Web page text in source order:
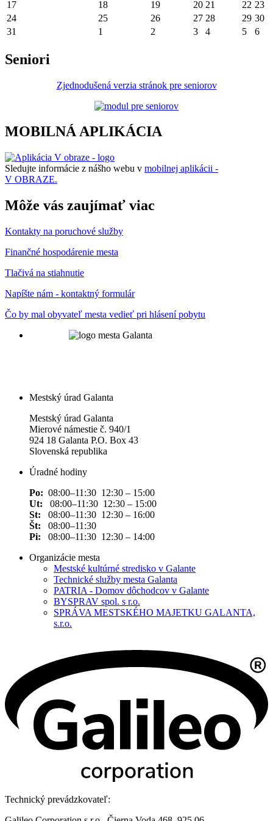
17
18 19 20 21 22 23
24
25 26 27 28 29 30
31
1 2 3 4 5 6
Seniori
Zjednodušená verzia stránok pre seniorov
MOBILNÁ APLIKÁCIA
Sledujte informácie z nášho webu v mobilnej aplikácii -
V OBRAZE.
Môže vás zaujímať viac
Kontakty na poruchové služby
Finančné hospodárenie mesta
Tlačivá na stiahnutie
Napíšte nám - kontaktný formulár
Čo by mal obyvateľ mesta vedieť pri hlásení pobytu
Mestský úrad Galanta
Mestský úrad Galanta
Mierové námestie č. 940/1
924 18 Galanta P.O. Box 43
Slovenská republika
Úradné hodiny
Po: 08:00–11:30 12:30 – 15:00
Ut: 08:00–11:30 12:30 – 15:00
St: 08:00–11:30 12:30 – 16:00
Št: 08:00–11:30
Pi: 08:00–11:30 12:30 – 14:00
Organizácie mesta
Mestské kultúrné stredisko v Galante
Technické služby mesta Galanta
PATRIA - Domov dôchodcov v Galante
BYSPRAV spol. s r.o.
SPRÁVA MESTSKÉHO MAJETKU GALANTA,
s.r.o.
Technický prevádzkovateľ: